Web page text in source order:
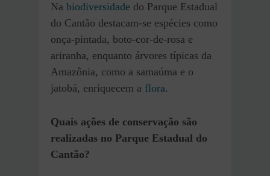
Na biodiversidade do Parque Estadual
do Cantão destacam-se espécies como
onça-pintada, boto-cor-de-rosa e
ariranha, enquanto árvores típicas da
Amazônia, como a samaúma e o
jatobá, enriquecem a flora.
Quais ações de conservação são
realizadas no Parque Estadual do
Cantão?